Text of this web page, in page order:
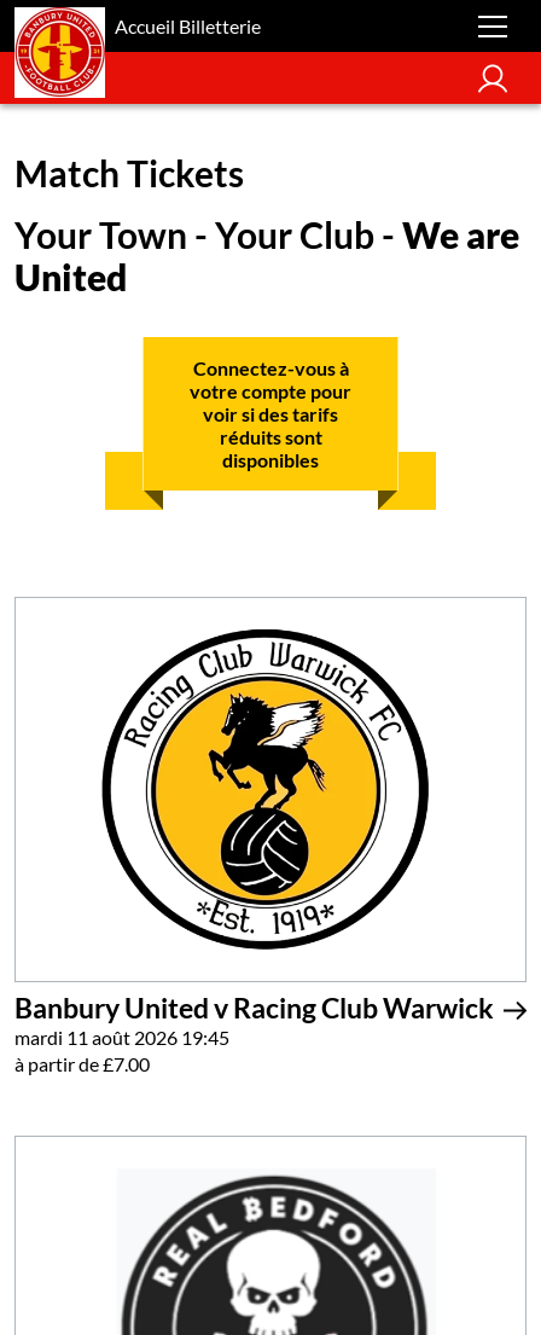
Accueil Billetterie
Match Tickets
Your Town - Your Club - We are
United
Connectez-vous à
votre compte pour
voir si des tarifs
réduits sont
disponibles
Banbury United v Racing Club Warwick
mardi 11 août 2026 19:45
à partir de £7.00